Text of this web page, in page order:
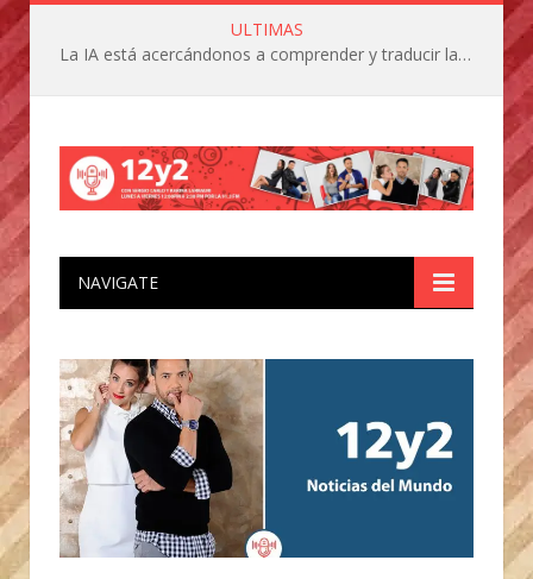
ULTIMAS
La IA está acercándonos a comprender y traducir las vocalizaciones y comportamientos de nuestras mascotas
NAVIGATE